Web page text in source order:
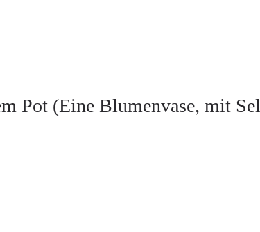
Pot (Eine Blumenvase, mit